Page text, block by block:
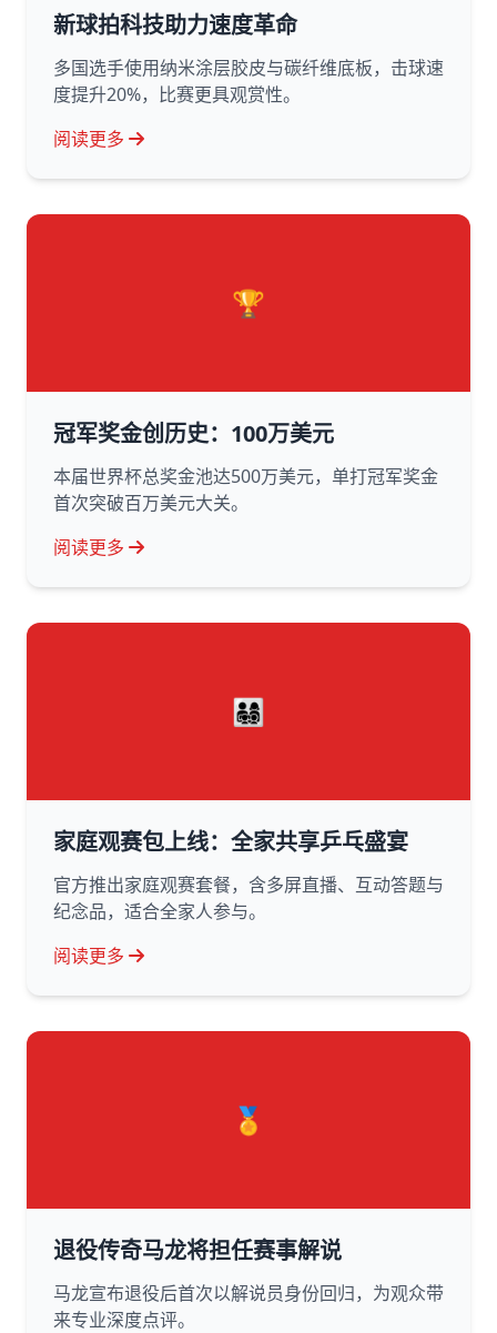
新球拍科技助力速度革命
多国选手使用纳米涂层胶皮与碳纤维底板，击球速
度提升20%，比赛更具观赏性。
阅读更多
🏆
冠军奖金创历史：100万美元
本届世界杯总奖金池达500万美元，单打冠军奖金
首次突破百万美元大关。
阅读更多
👨‍👩‍👧‍👦
家庭观赛包上线：全家共享乒乓盛宴
官方推出家庭观赛套餐，含多屏直播、互动答题与
纪念品，适合全家人参与。
阅读更多
🏅
退役传奇马龙将担任赛事解说
马龙宣布退役后首次以解说员身份回归，为观众带
来专业深度点评。